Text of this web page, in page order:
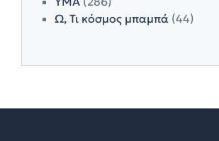
Ω, Τι κόσμος μπαμπά (44)